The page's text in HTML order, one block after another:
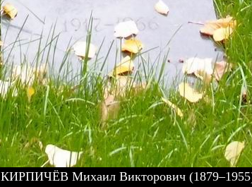
КИРПИЧЁВ Михаил Викторович